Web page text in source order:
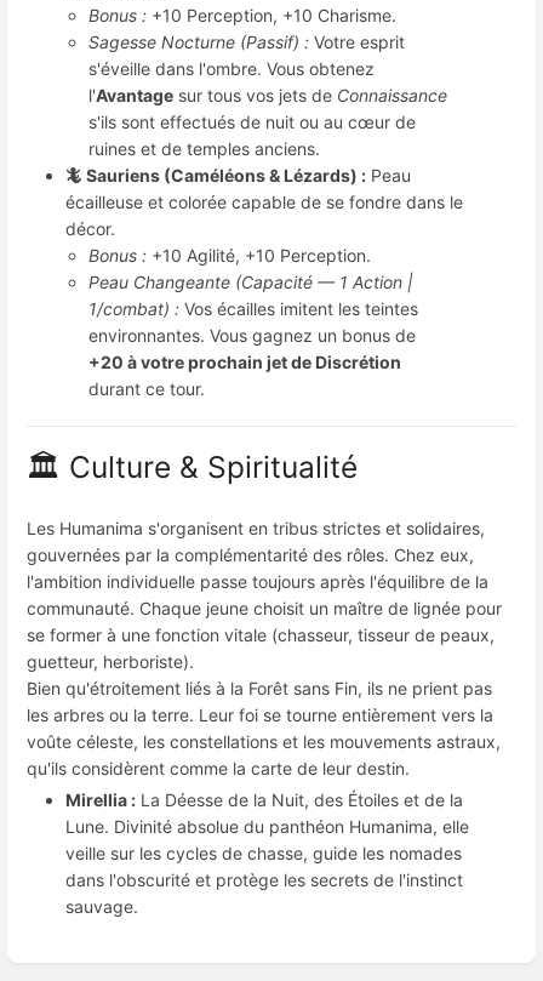
Bonus : +10 Perception, +10 Charisme.
Sagesse Nocturne (Passif) : Votre esprit
s'éveille dans l'ombre. Vous obtenez
l'Avantage sur tous vos jets de Connaissance
s'ils sont effectués de nuit ou au cœur de
ruines et de temples anciens.
🦎 Sauriens (Caméléons & Lézards) : Peau
écailleuse et colorée capable de se fondre dans le
décor.
Bonus : +10 Agilité, +10 Perception.
Peau Changeante (Capacité — 1 Action |
1/combat) : Vos écailles imitent les teintes
environnantes. Vous gagnez un bonus de
+20 à votre prochain jet de Discrétion
durant ce tour.
🏛️ Culture & Spiritualité
Les Humanima s'organisent en tribus strictes et solidaires,
gouvernées par la complémentarité des rôles. Chez eux,
l'ambition individuelle passe toujours après l'équilibre de la
communauté. Chaque jeune choisit un maître de lignée pour
se former à une fonction vitale (chasseur, tisseur de peaux,
guetteur, herboriste).
Bien qu'étroitement liés à la Forêt sans Fin, ils ne prient pas
les arbres ou la terre. Leur foi se tourne entièrement vers la
voûte céleste, les constellations et les mouvements astraux,
qu'ils considèrent comme la carte de leur destin.
Mirellia : La Déesse de la Nuit, des Étoiles et de la
Lune. Divinité absolue du panthéon Humanima, elle
veille sur les cycles de chasse, guide les nomades
dans l'obscurité et protège les secrets de l'instinct
sauvage.